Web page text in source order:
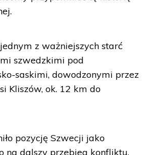
z ważniejszych starć
szwedzkimi pod
saskimi, dowodzonymi przez
Kliszów, ok. 12 km do
pozycję Szwecji jako
na dalszy przebieg konfliktu.